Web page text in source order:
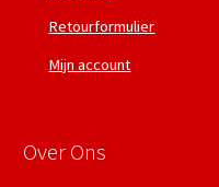
Retourformulier
Mijn account
Over Ons